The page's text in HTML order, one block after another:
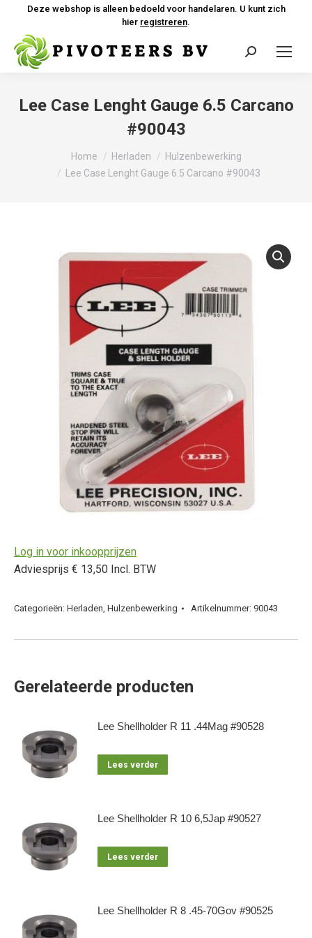
Deze webshop is alleen bedoeld voor handelaren. U kunt zich
hier registreren.
Zoeken:
Lee Case Lenght Gauge 6.5 Carcano
#90043
Je bent hier:Home Herladen
Hulzenbewerking
Lee Case Lenght Gauge 6.5 Carcano #90043
Log in voor inkoopprijzen
Adviesprijs € 13,50 Incl. BTW
Categorieën: Herladen, Hulzenbewerking Artikelnummer: 90043
Gerelateerde producten
Lee Shellholder R 11 .44Mag #90528
Lees verder
Lee Shellholder R 10 6,5Jap #90527
Lees verder
Lee Shellholder R 8 .45-70Gov #90525